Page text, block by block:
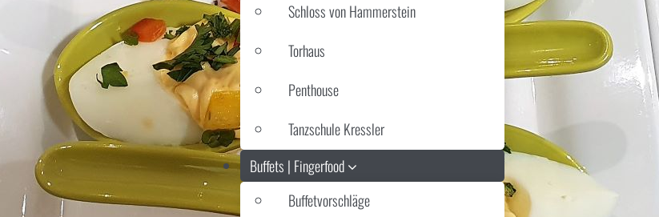
Schloss von Hammerstein
Torhaus
Penthouse
Tanzschule Kressler
Buffets | Fingerfood
Buffetvorschläge